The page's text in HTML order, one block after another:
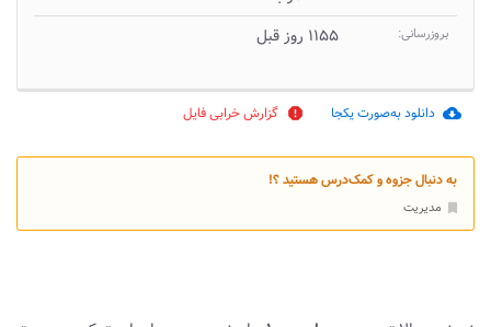
بروزرسانی: ۱۱۵۵ روز قبل
cloud_download دانلود به‌صورت یکجا report گزارش خرابی فایل
به دنبال جزوه و کمک‌درس هستید ؟!
مدیریت